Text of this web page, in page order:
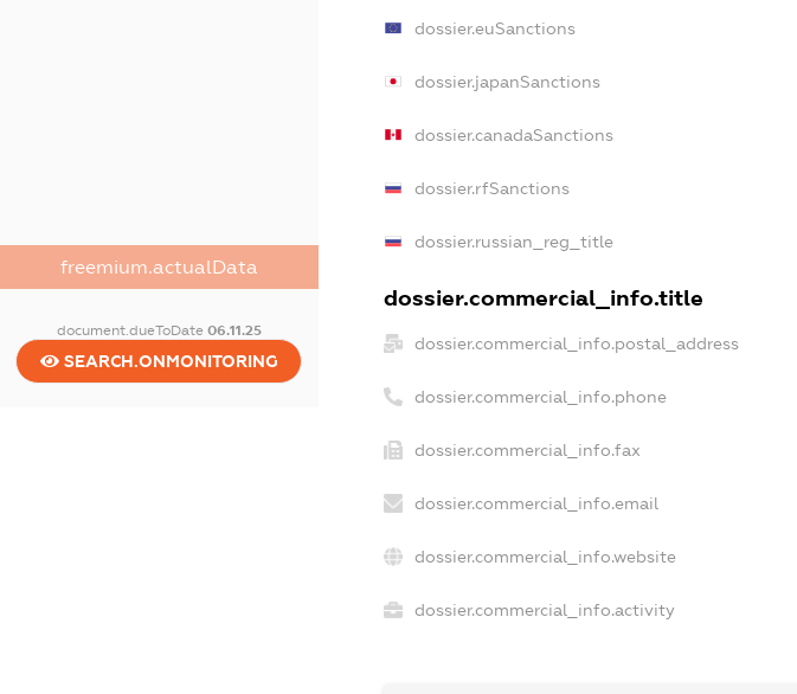
freemium.actualData
document.dueToDate 06.11.25
SEARCH.ONMONITORING
dossier.euSanctions
dossier.japanSanctions
dossier.canadaSanctions
dossier.rfSanctions
dossier.russian_reg_title
dossier.commercial_info.title
dossier.commercial_info.postal_address
dossier.commercial_info.phone
dossier.commercial_info.fax
dossier.commercial_info.email
dossier.commercial_info.website
dossier.commercial_info.activity